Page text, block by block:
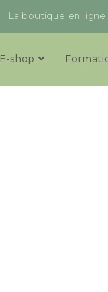
La boutique en ligne
E-shop